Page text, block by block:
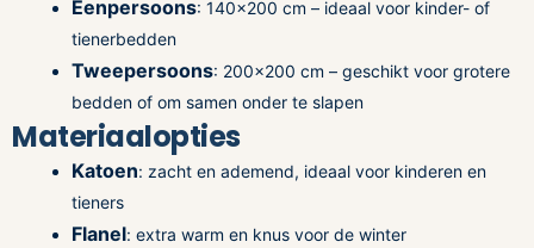
Eenpersoons: 140×200 cm – ideaal voor kinder- of
tienerbedden
Tweepersoons: 200×200 cm – geschikt voor grotere
bedden of om samen onder te slapen
Materiaalopties
Katoen: zacht en ademend, ideaal voor kinderen en
tieners
Flanel: extra warm en knus voor de winter